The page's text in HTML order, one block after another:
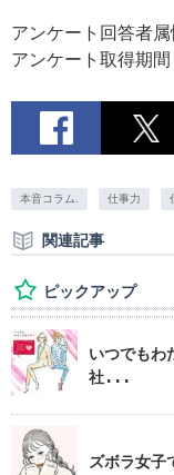
アンケート回答者
アンケート取得期
本音コラム. 仕事力
関連記事
ピックアップ
いつでもわ
社...
ズボラ女子